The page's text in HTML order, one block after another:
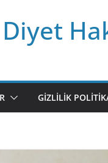
GIZLILIK